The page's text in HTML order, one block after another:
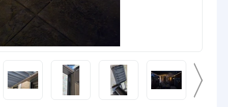
67)
strip (PCB)
Wit
3M VHB
Basic: 8 mm